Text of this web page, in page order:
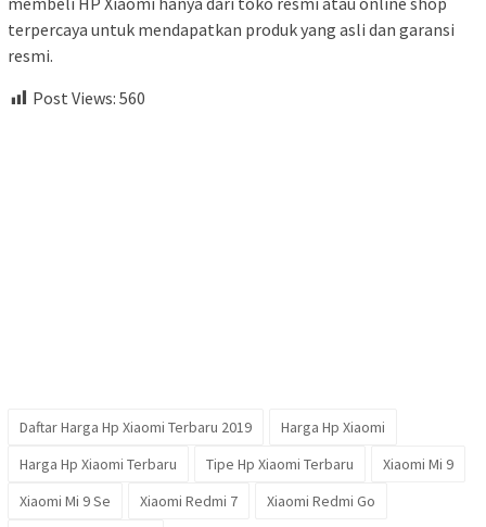
terpercaya untuk mendapatkan produk yang asli dan garansi
resmi.
Post Views: 560
Daftar Harga Hp Xiaomi Terbaru 2019
Harga Hp Xiaomi
Harga Hp Xiaomi Terbaru
Tipe Hp Xiaomi Terbaru
Xiaomi Mi 9
Xiaomi Mi 9 Se
Xiaomi Redmi 7
Xiaomi Redmi Go